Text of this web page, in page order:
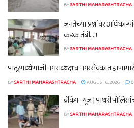
BYSARTHI MAHARASHTRACHA
जनतेच्या प्रश्नांवर
कडक तंबी….!
BYSARTHI MAHARASHTRACHA
पातूरमध्ये माजी नगराध्यक्ष व नगरसेवकात
BYSARTHI MAHARASHTRACHA AUGUST 6, 2026 0
ब्रेकिंग न्यूज | पाथरी
BYSARTHI MAHARASHTRACHA